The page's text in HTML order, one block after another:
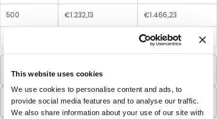
This website uses cookies
We use cookies to personalise content and ads, to
provide social media features and to analyse our traffic.
We also share information about your use of our site with
500 €1.232,13 €1.466,23
€1.376,82
10 Einheiten
In Paketen verkauft
10 Einheiten